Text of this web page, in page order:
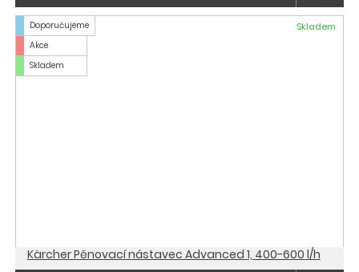
Doporučujeme
Akce
Skladem
Skladem
Kärcher Pěnovací nástavec Advanced 1, 400-600 l/h